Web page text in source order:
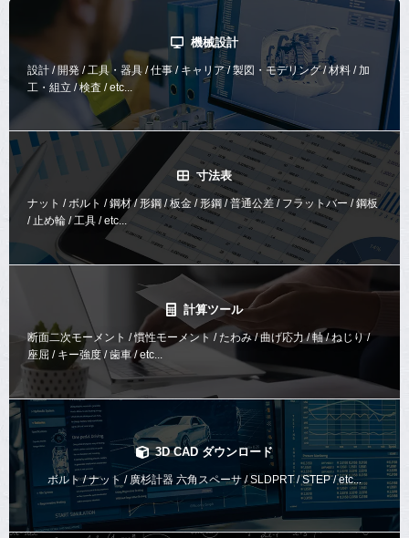
機械設計
設計 / 開発 / 工具・器具 / 仕事 / キャリア / 製図・モデリング / 材料 / 加
工・組立 / 検査 / etc...
寸法表
ナット / ボルト / 鋼材 / 形鋼 / 板金 / 形鋼 / 普通公差 / フラットバー / 鋼板
/ 止め輪 / 工具 / etc...
計算ツール
断面二次モーメント / 慣性モーメント / たわみ / 曲げ応力 / 軸 / ねじり /
座屈 / キー強度 / 歯車 / etc...
3D CAD ダウンロード
ボルト / ナット / 廣杉計器 六角スペーサ / SLDPRT / STEP / etc...